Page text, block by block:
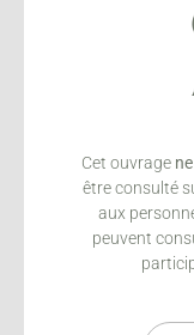
Cet ouvrage
être consulté
aux
peuvent